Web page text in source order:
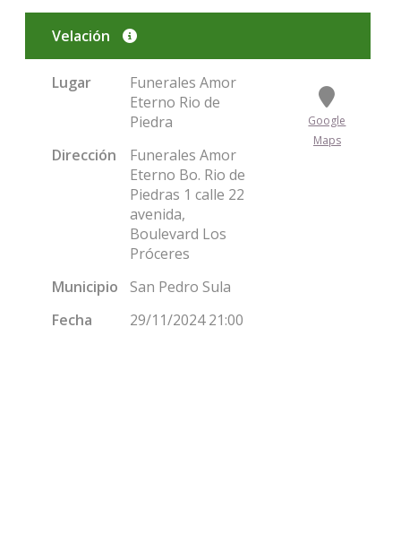
Condolencias
Velación
Lugar
Funerales Amor
Eterno Rio de
Piedra
Dirección
Funerales Amor
Eterno Bo. Rio de
Piedras 1 calle 22
avenida,
Boulevard Los
Próceres
Municipio
San Pedro Sula
Fecha
29/11/2024 21:00
Google
Maps